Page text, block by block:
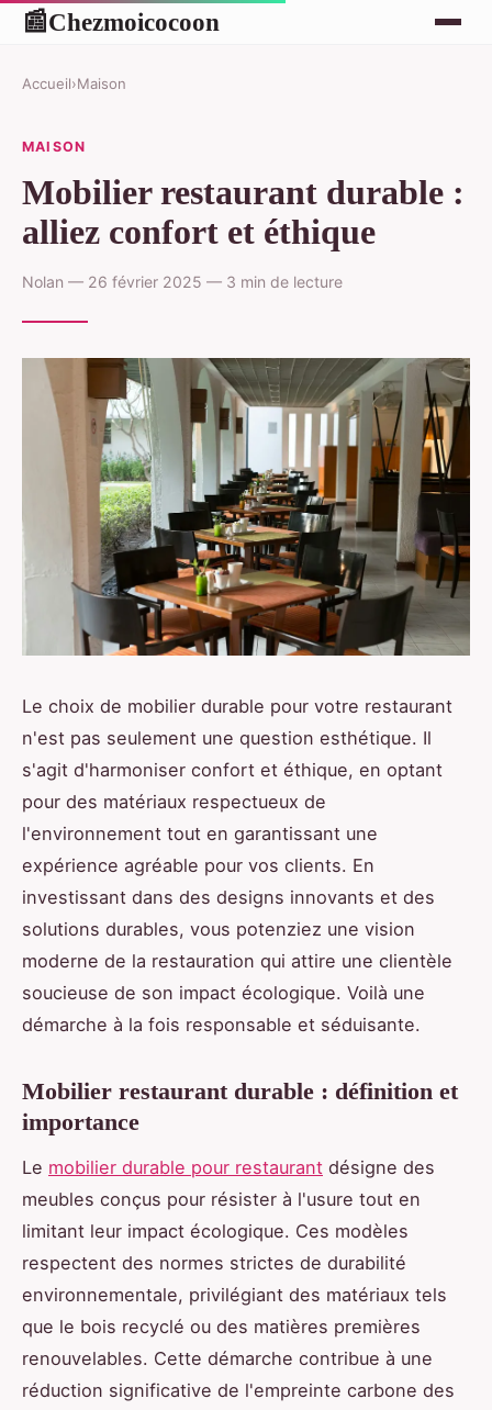
📰Chezmoicocoon
Accueil›Maison
MAISON
Mobilier restaurant durable :
alliez confort et éthique
Nolan — 26 février 2025 — 3 min de lecture
Le choix de mobilier durable pour votre restaurant
n'est pas seulement une question esthétique. Il
s'agit d'harmoniser confort et éthique, en optant
pour des matériaux respectueux de
l'environnement tout en garantissant une
expérience agréable pour vos clients. En
investissant dans des designs innovants et des
solutions durables, vous potenziez une vision
moderne de la restauration qui attire une clientèle
soucieuse de son impact écologique. Voilà une
démarche à la fois responsable et séduisante.
Mobilier restaurant durable : définition et
importance
Le mobilier durable pour restaurant désigne des
meubles conçus pour résister à l'usure tout en
limitant leur impact écologique. Ces modèles
respectent des normes strictes de durabilité
environnementale, privilégiant des matériaux tels
que le bois recyclé ou des matières premières
renouvelables. Cette démarche contribue à une
réduction significative de l'empreinte carbone des